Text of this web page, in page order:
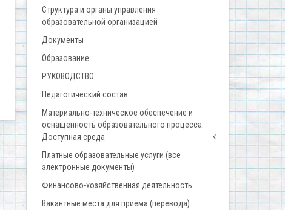
Структура и органы управления
образовательной организацией
Документы
Образование
РУКОВОДСТВО
Педагогический состав
Материально-техническое обеспечение и
оснащенность образовательного процесса.
Доступная среда
Платные образовательные услуги (все
электронные документы)
Финансово-хозяйственная деятельность
Вакантные места для приёма (перевода)